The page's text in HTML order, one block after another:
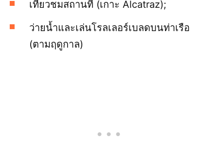
เที่ยวชมสถานที่ (เกาะ Alcatraz);
ว่ายน้ำและเล่นโรลเลอร์เบลดบนท่าเรือ
(ตามฤดูกาล)